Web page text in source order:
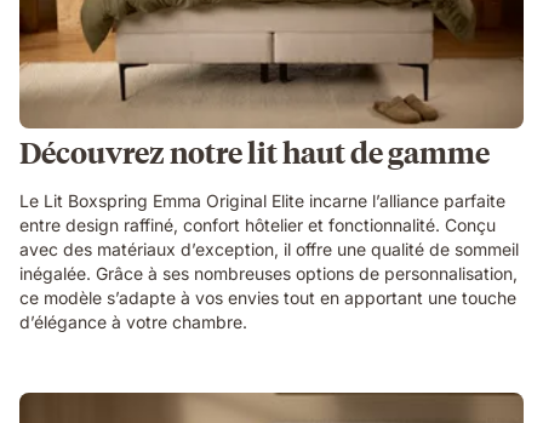
Découvrez notre lit haut de gamme
Le Lit Boxspring Emma Original Elite incarne l’alliance parfaite
entre design raffiné, confort hôtelier et fonctionnalité. Conçu
avec des matériaux d’exception, il offre une qualité de sommeil
inégalée. Grâce à ses nombreuses options de personnalisation,
ce modèle s’adapte à vos envies tout en apportant une touche
d’élégance à votre chambre.